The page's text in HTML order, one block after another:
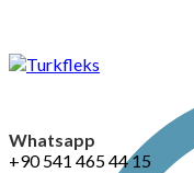
Whatsapp
+90 541 465 44 15